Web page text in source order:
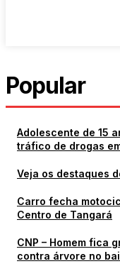
Popular
Adolescente de 15
tráfico de drogas
Veja os destaques
Carro fecha
Centro de Tangará
CNP – Homem fica
contra árvore no